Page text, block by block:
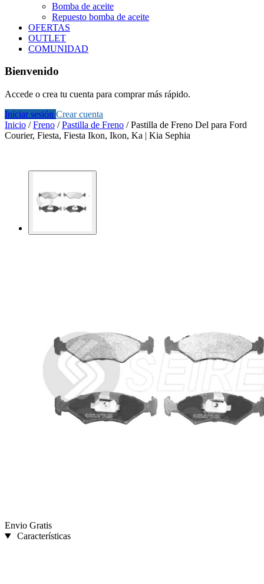
Bomba de aceite
Repuesto bomba de aceite
OFERTAS
OUTLET
COMUNIDAD
Bienvenido
Accede o crea tu cuenta para comprar más rápido.
Iniciar sesión Crear cuenta
Inicio /Freno /Pastilla de Freno /Pastilla de Freno Del para Ford
Courier, Fiesta, Fiesta Ikon, Ikon, Ka | Kia Sephia
Envio Gratis
Características